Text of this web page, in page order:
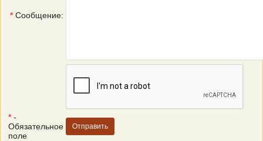
* Сообщение:
* -
Обязательное
поле